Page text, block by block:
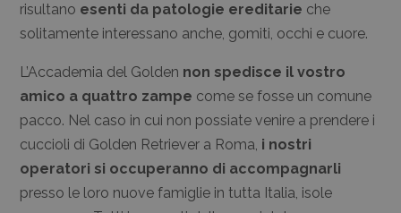
risultano esenti da patologie ereditarie che
solitamente interessano anche, gomiti, occhi e cuore.
L’Accademia del Golden non spedisce il vostro
amico a quattro zampe come se fosse un comune
pacco. Nel caso in cui non possiate venire a prendere i
cuccioli di Golden Retriever a Roma, i nostri
operatori si occuperanno di accompagnarli
presso le loro nuove famiglie in tutta Italia, isole